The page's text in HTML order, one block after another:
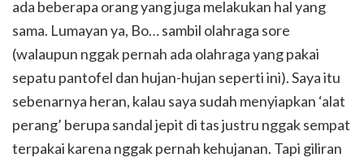
ada beberapa orang yang juga melakukan hal yang
sama. Lumayan ya, Bo… sambil olahraga sore
(walaupun nggak pernah ada olahraga yang pakai
sepatu pantofel dan hujan-hujan seperti ini). Saya itu
sebenarnya heran, kalau saya sudah menyiapkan ‘alat
perang’ berupa sandal jepit di tas justru nggak sempat
terpakai karena nggak pernah kehujanan. Tapi giliran